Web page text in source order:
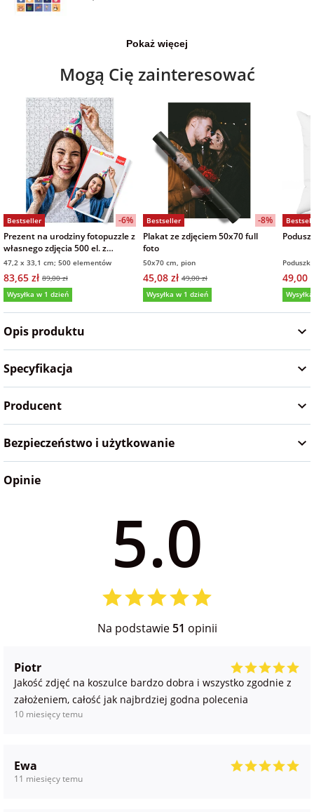
Pokaż więcej
Mogą Cię zainteresować
Bestseller
-6%
Prezent na urodziny fotopuzzle z
własnego zdjęcia 500 el. z
pudełkiem
47,2 x 33,1 cm; 500 elementów
83,65 zł 89,00 zł
Wysyłka w 1 dzień
Bestseller
-8%
Plakat ze zdjęciem 50x70 full
foto
50x70 cm, pion
45,08 zł 49,00 zł
Wysyłka w 1 dzień
49,00
Opis produktu
Specyfikacja
Producent
Bezpieczeństwo i użytkowanie
Opinie
5.0
Na podstawie 51 opinii
Piotr
Jakość zdjęć na koszulce bardzo dobra i wszystko zgodnie z
założeniem, całość jak najbrdziej godna polecenia
10 miesięcy temu
Ewa
11 miesięcy temu